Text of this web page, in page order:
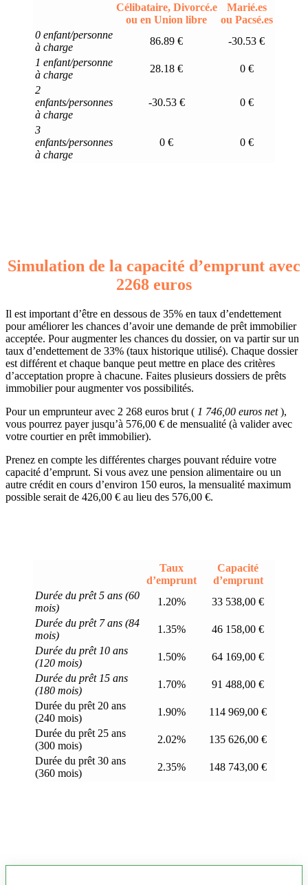
Célibataire, Divorcé.e
ou en Union libre
Marié.es
ou Pacsé.es
0 enfant/personne
à charge
86.89 €
-30.53 €
1 enfant/personne
à charge
28.18 €
0 €
2
enfants/personnes
à charge
-30.53 € 0 €
3
enfants/personnes
à charge
0 € 0 €
Simulation de la capacité d’emprunt avec
2268 euros
Il est important d’être en dessous de 35% en taux d’endettement
pour améliorer les chances d’avoir une demande de prêt immobilier
acceptée. Pour augmenter les chances du dossier, on va partir sur un
taux d’endettement de 33% (taux historique utilisé). Chaque dossier
est différent et chaque banque peut mettre en place des critères
d’acceptation propre à chacune. Faites plusieurs dossiers de prêts
immobilier pour augmenter vos possibilités.
Pour un emprunteur avec 2 268 euros brut ( 1 746,00 euros net),
vous pourrez payer jusqu’à 576,00 € de mensualité (à valider avec
votre courtier en prêt immobilier).
Prenez en compte les différentes charges pouvant réduire votre
capacité d’emprunt. Si vous avez une pension alimentaire ou un
autre crédit en cours d’environ 150 euros, la mensualité maximum
possible serait de 426,00 € au lieu des 576,00 €.
Taux
d’emprunt
Capacité
d’emprunt
Durée du prêt 5 ans (60
mois)
1.20%
33 538,00 €
Durée du prêt 7 ans (84
mois)
1.35%
46 158,00 €
Durée du prêt 10 ans
(120 mois)
1.50%
64 169,00 €
Durée du prêt 15 ans
(180 mois)
1.70%
91 488,00 €
Durée du prêt 20 ans
(240 mois)
1.90%
114 969,00 €
Durée du prêt 25 ans
(300 mois)
2.02%
135 626,00 €
Durée du prêt 30 ans
(360 mois)
2.35% 148 743,00 €